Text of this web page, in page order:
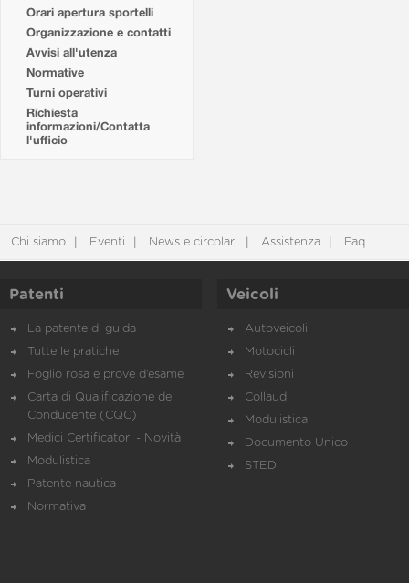
Orari apertura sportelli
Organizzazione e contatti
Avvisi all'utenza
Normative
Turni operativi
Richiesta
informazioni/Contatta
l'ufficio
Chi siamo Eventi News e circolari Assistenza Faq
Patenti
La patente di guida
Tutte le pratiche
Foglio rosa e prove d’esame
Carta di Qualificazione del
Conducente (CQC)
Medici Certificatori - Novità
Modulistica
Patente nautica
Normativa
Veicoli
Autoveicoli
Motocicli
Revisioni
Collaudi
Modulistica
Documento Unico
STED